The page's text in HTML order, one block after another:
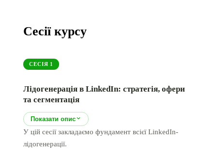
Сесії курсу
СЕСІЯ 1
Лідогенерація в LinkedIn: стратегія, офери
та сегментація
Показати опис
У цій сесії закладаємо фундамент всієї LinkedIn-
лідогенерації.